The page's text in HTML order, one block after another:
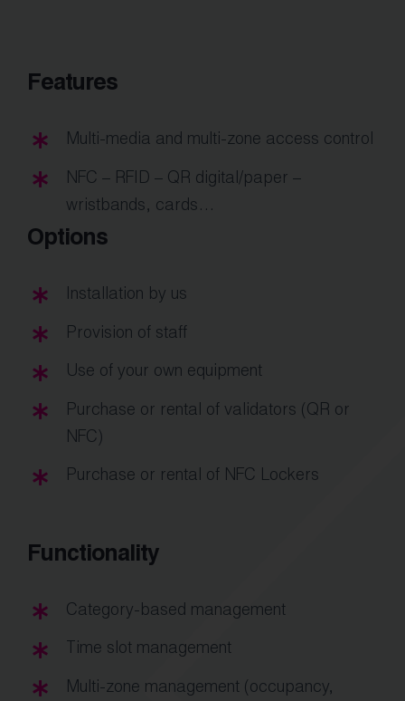
Features
Multi-media and multi-zone access control
NFC – RFID – QR digital/paper –
wristbands, cards…
Options
Installation by us
Provision of staff
Use of your own equipment
Purchase or rental of validators (QR or
NFC)
Purchase or rental of NFC Lockers
Functionality
Category-based management
Time slot management
Multi-zone management (occupancy,